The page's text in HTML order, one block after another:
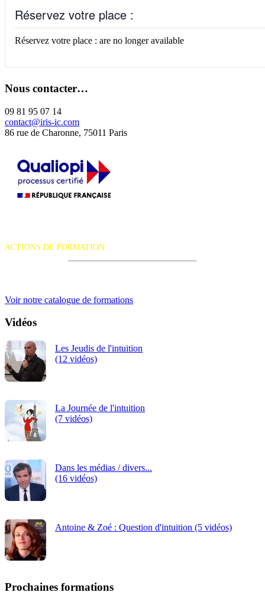
Réservez votre place :
Réservez votre place : are no longer available
Nous contacter…
09 81 95 07 14
contact@iris-ic.com
86 rue de Charonne, 75011 Paris
ACTIONS DE FORMATION
Voir notre catalogue de formations
Vidéos
Les Jeudis de l'intuition
(12 vidéos)
La Journée de l'intuition
(7 vidéos)
Dans les médias / divers...
(16 vidéos)
Antoine & Zoé : Question d'intuition (5 vidéos)
Prochaines formations